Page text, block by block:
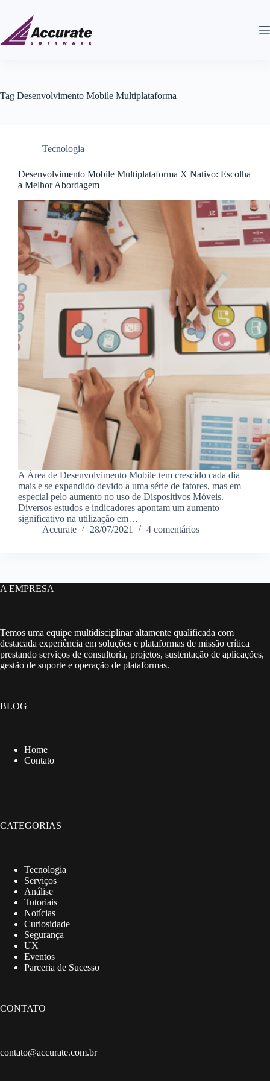
Tag Desenvolvimento Mobile Multiplataforma
Tecnologia
Desenvolvimento Mobile Multiplataforma X Nativo: Escolha
a Melhor Abordagem
A Área de Desenvolvimento Mobile tem crescido cada dia
mais e se expandido devido a uma série de fatores, mas em
especial pelo aumento no uso de Dispositivos Móveis.
Diversos estudos e indicadores apontam um aumento
significativo na utilização em…
Accurate
28/07/2021 4 comentários
A EMPRESA
Temos uma equipe multidisciplinar altamente qualificada com
destacada experiência em soluções e plataformas de missão crítica
prestando serviços de consultoria, projetos, sustentação de aplicações,
gestão de suporte e operação de plataformas.
BLOG
Home
Contato
CATEGORIAS
Tecnologia
Serviços
Análise
Tutoriais
Notícias
Curiosidade
Segurança
UX
Eventos
Parceria de Sucesso
CONTATO
contato@accurate.com.br